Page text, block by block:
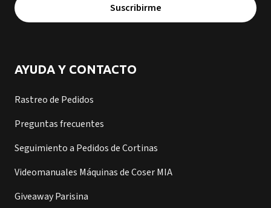
Suscribirme
AYUDA Y CONTACTO
Rastreo de Pedidos
Preguntas frecuentes
Seguimiento a Pedidos de Cortinas
Videomanuales Máquinas de Coser MIA
Giveaway Parisina